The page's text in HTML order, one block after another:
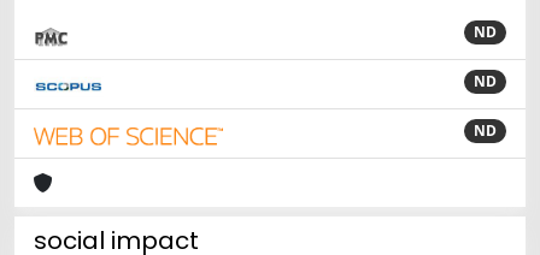
ND
ND
ND
social impact